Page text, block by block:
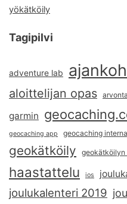
yökätköily
Tagipilvi
adventure lab
aloittelijan opas arvonta
garmin
geocaching app geocaching
geokätköily geokätköilyn
haastattelu ios
joulukalenteri 2019